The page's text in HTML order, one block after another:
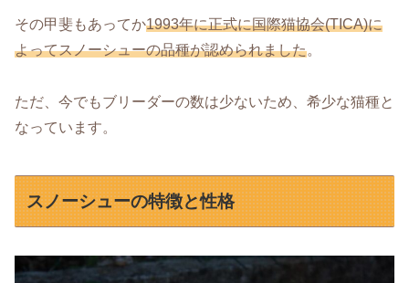
その甲斐もあってか1993年に正式に国際猫協会(TICA)に
よってスノーシューの品種が認められました。
ただ、今でもブリーダーの数は少ないため、希少な猫種と
なっています。
スノーシューの特徴と性格